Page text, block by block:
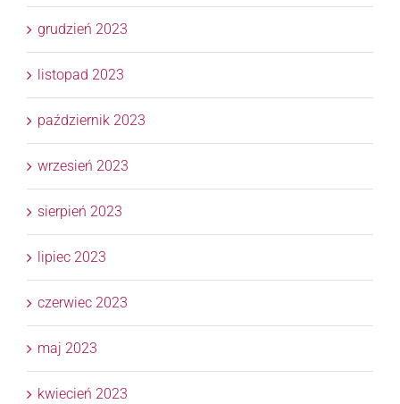
grudzień 2023
listopad 2023
październik 2023
wrzesień 2023
sierpień 2023
lipiec 2023
czerwiec 2023
maj 2023
kwiecień 2023